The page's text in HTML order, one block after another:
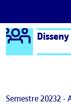
Saltar al contingut
Logo
Semestre 20232 -